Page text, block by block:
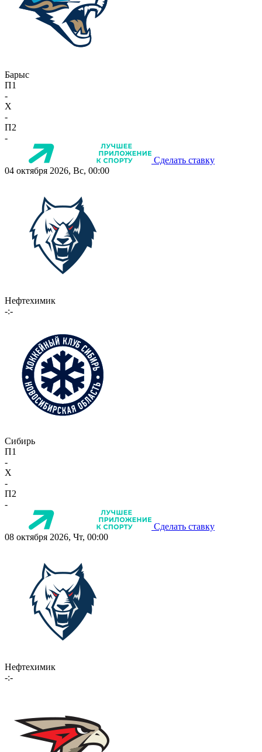
Барыс
П1
-
X
-
П2
-
Сделать ставку
04 октября 2026, Вс, 00:00
Нефтехимик
-:-
Сибирь
П1
-
X
-
П2
-
Сделать ставку
08 октября 2026, Чт, 00:00
Нефтехимик
-:-